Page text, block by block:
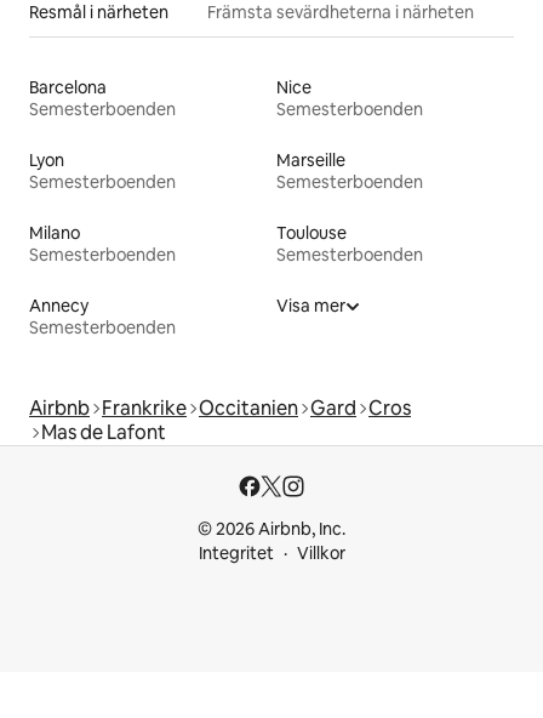
Resmål i närheten Främsta sevärdheterna i närheten
Barcelona
Semesterboenden
Nice
Semesterboenden
Lyon
Semesterboenden
Marseille
Semesterboenden
Milano
Semesterboenden
Toulouse
Semesterboenden
Annecy
Semesterboenden
Visa mer
Airbnb Frankrike Occitanien Gard Cros
Mas de Lafont
© 2026 Airbnb, Inc.
Integritet
Villkor